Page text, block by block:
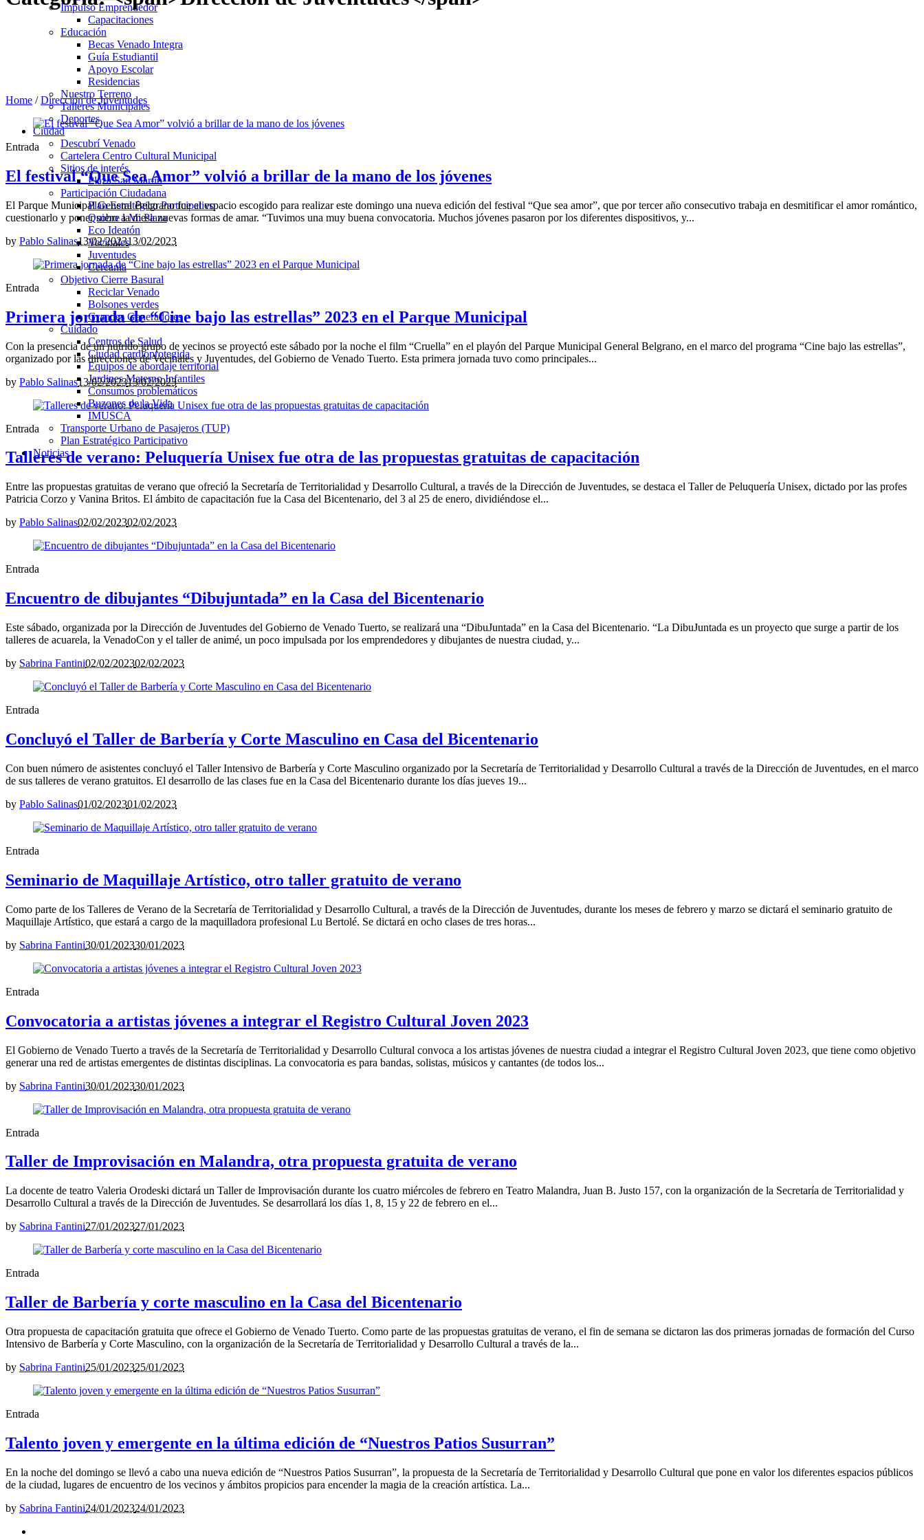
Impulso Emprendedor
Capacitaciones
Educación
Becas Venado Integra
Guía Estudiantil
Apoyo Escolar
Residencias
Nuestro Terreno
Talleres Municipales
Deportes
Ciudad
Descubrí Venado
Cartelera Centro Cultural Municipal
Sitios de interés
Plaza San Martín
Participación Ciudadana
Plan Estratégico Participativo
Quiero a Mi Plaza
Eco Ideatón
Vecinales
Juventudes
Cercania
Objetivo Cierre Basural
Reciclar Venado
Bolsones verdes
Grandes Generadores
Cuidado
Centros de Salud
Ciudad cardioprotegida
Equipos de abordaje territorial
Jardines Materno Infantiles
Consumos problemáticos
Buzones de la Vida
IMUSCA
Transporte Urbano de Pasajeros (TUP)
Plan Estratégico Participativo
Noticias
Home /Dirección de Juventudes
Entrada
El festival “Que Sea Amor” volvió a brillar de la mano de los jóvenes
El Parque Municipal General Belgrano fue el espacio escogido para realizar este domingo una nueva edición del festival “Que sea amor”, que por tercer año consecutivo trabaja en desmitificar el amor romántico,
cuestionarlo y poner sobre la mesa nuevas formas de amar. “Tuvimos una muy buena convocatoria. Muchos jóvenes pasaron por los diferentes dispositivos, y...
by Pablo Salinas13/02/202313/02/2023
Entrada
Primera jornada de “Cine bajo las estrellas” 2023 en el Parque Municipal
Con la presencia de un nutrido grupo de vecinos se proyectó este sábado por la noche el film “Cruella” en el playón del Parque Municipal General Belgrano, en el marco del programa “Cine bajo las estrellas”,
organizado por las direcciones de Vecinales y Juventudes, del Gobierno de Venado Tuerto. Esta primera jornada tuvo como principales...
by Pablo Salinas13/02/202313/02/2023
Entrada
Talleres de verano: Peluquería Unisex fue otra de las propuestas gratuitas de capacitación
Entre las propuestas gratuitas de verano que ofreció la Secretaría de Territorialidad y Desarrollo Cultural, a través de la Dirección de Juventudes, se destaca el Taller de Peluquería Unisex, dictado por las profes
Patricia Corzo y Vanina Britos. El ámbito de capacitación fue la Casa del Bicentenario, del 3 al 25 de enero, dividiéndose el...
by Pablo Salinas02/02/202302/02/2023
Entrada
Encuentro de dibujantes “Dibujuntada” en la Casa del Bicentenario
Este sábado, organizada por la Dirección de Juventudes del Gobierno de Venado Tuerto, se realizará una “DibuJuntada” en la Casa del Bicentenario. “La DibuJuntada es un proyecto que surge a partir de los
talleres de acuarela, la VenadoCon y el taller de animé, un poco impulsada por los emprendedores y dibujantes de nuestra ciudad, y...
by Sabrina Fantini02/02/202302/02/2023
Entrada
Concluyó el Taller de Barbería y Corte Masculino en Casa del Bicentenario
Con buen número de asistentes concluyó el Taller Intensivo de Barbería y Corte Masculino organizado por la Secretaría de Territorialidad y Desarrollo Cultural a través de la Dirección de Juventudes, en el marco
de sus talleres de verano gratuitos. El desarrollo de las clases fue en la Casa del Bicentenario durante los días jueves 19...
by Pablo Salinas01/02/202301/02/2023
Entrada
Seminario de Maquillaje Artístico, otro taller gratuito de verano
Como parte de los Talleres de Verano de la Secretaría de Territorialidad y Desarrollo Cultural, a través de la Dirección de Juventudes, durante los meses de febrero y marzo se dictará el seminario gratuito de
Maquillaje Artístico, que estará a cargo de la maquilladora profesional Lu Bertolé. Se dictará en ocho clases de tres horas...
by Sabrina Fantini30/01/202330/01/2023
Entrada
Convocatoria a artistas jóvenes a integrar el Registro Cultural Joven 2023
El Gobierno de Venado Tuerto a través de la Secretaría de Territorialidad y Desarrollo Cultural convoca a los artistas jóvenes de nuestra ciudad a integrar el Registro Cultural Joven 2023, que tiene como objetivo
generar una red de artistas emergentes de distintas disciplinas. La convocatoria es para bandas, solistas, músicos y cantantes (de todos los...
by Sabrina Fantini30/01/202330/01/2023
Entrada
Taller de Improvisación en Malandra, otra propuesta gratuita de verano
La docente de teatro Valeria Orodeski dictará un Taller de Improvisación durante los cuatro miércoles de febrero en Teatro Malandra, Juan B. Justo 157, con la organización de la Secretaría de Territorialidad y
Desarrollo Cultural a través de la Dirección de Juventudes. Se desarrollará los días 1, 8, 15 y 22 de febrero en el...
by Sabrina Fantini27/01/202327/01/2023
Entrada
Taller de Barbería y corte masculino en la Casa del Bicentenario
Otra propuesta de capacitación gratuita que ofrece el Gobierno de Venado Tuerto. Como parte de las propuestas gratuitas de verano, el fin de semana se dictaron las dos primeras jornadas de formación del Curso
Intensivo de Barbería y Corte Masculino, con la organización de la Secretaría de Territorialidad y Desarrollo Cultural a través de la...
by Sabrina Fantini25/01/202325/01/2023
Entrada
Talento joven y emergente en la última edición de “Nuestros Patios Susurran”
En la noche del domingo se llevó a cabo una nueva edición de “Nuestros Patios Susurran”, la propuesta de la Secretaría de Territorialidad y Desarrollo Cultural que pone en valor los diferentes espacios públicos
de la ciudad, lugares de encuentro de los vecinos y ámbitos propicios para encender la magia de la creación artística. La...
by Sabrina Fantini24/01/202324/01/2023